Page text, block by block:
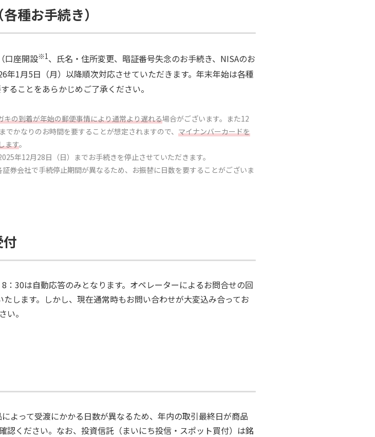
種お手続き）
口座開設※1、氏名・住所変更、暗証番号失念のお手続き、NISAのお
年1月5日（月）以降順次対応させていただきます。年末年始は各種
ることをあらかじめご了承ください。
の到着が年始の郵便事情により通常より遅れる場合がございます。また12
かなりのお時間を要することが想定されますので、 マイナンバーカードを
ます。
年12月28日（日）までお手続きを停止させていただきます。
券会社で手続停止期間が異なるため、お振替に日数を要することがございま
30は自動応答のみとなります。オペレーターによるお問合せの回
します。しかし、現在通常時もお問い合わせが大変込み合ってお
い。
よって受渡にかかる日数が異なるため、年内の取引最終日が商品
認ください。なお、投資信託（まいにち投信・スポット買付）は銘